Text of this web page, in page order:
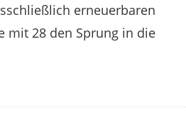
erneuerbaren
mit 28 den Sprung in die